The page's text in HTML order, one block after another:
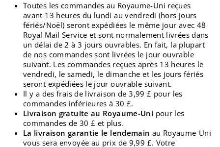
Toutes les commandes au Royaume-Uni reçues
avant 13 heures du lundi au vendredi (hors jours
fériés/Noël) seront expédiées le même jour avec 48
Royal Mail Service et sont normalement livrées dans
un délai de 2 à 3 jours ouvrables. En fait, la plupart
de nos commandes sont livrées le jour ouvrable
suivant. Les commandes reçues après 13 heures le
vendredi, le samedi, le dimanche et les jours fériés
seront expédiées le jour ouvrable suivant.
Il y a des frais de livraison de 3,99 £ pour les
commandes inférieures à 30 £.
Livraison gratuite au Royaume-Uni pour les
commandes de 30 £ et plus.
La livraison garantie le lendemain au Royaume-Uni
vous sera envoyée au prix de 9,99 £. Votre